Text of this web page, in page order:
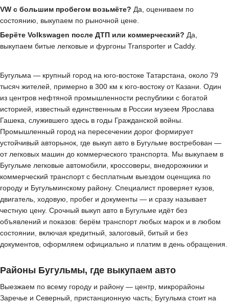
VW с большим пробегом возьмёте? Да, оцениваем по
состоянию, выкупаем по рыночной цене.
Берёте Volkswagen после ДТП или коммерческий? Да,
выкупаем битые легковые и фургоны Transporter и Caddy.
Бугульма — крупный город на юго-востоке Татарстана, около 79
тысяч жителей, примерно в 300 км к юго-востоку от Казани. Один
из центров нефтяной промышленности республики с богатой
историей, известный единственным в России музеем Ярослава
Гашека, служившего здесь в годы Гражданской войны.
Промышленный город на пересечении дорог формирует
устойчивый авторынок, где выкуп авто в Бугульме востребован —
от легковых машин до коммерческого транспорта. Мы выкупаем в
Бугульме легковые автомобили, кроссоверы, внедорожники и
коммерческий транспорт с бесплатным выездом оценщика по
городу и Бугульминскому району. Специалист проверяет кузов,
двигатель, ходовую, пробег и документы — и сразу называет
честную цену. Срочный выкуп авто в Бугульме идёт без
объявлений и показов: берём транспорт любых марок и в любом
состоянии, включая кредитный, залоговый, битый и без
документов, оформляем официально и платим в день обращения.
Районы Бугульмы, где выкупаем авто
Выезжаем по всему городу и району — центр, микрорайоны
Заречье и Северный, пристанционную часть; Бугульма стоит на